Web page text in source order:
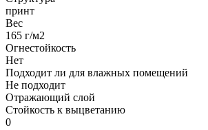
принт
Вес
165 г/м2
Огнестойкость
Нет
Подходит ли для влажных помещений
Не подходит
Отражающий слой
Стойкость к выцветанию
0